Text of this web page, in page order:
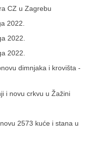
CZ u Zagrebu
2022.
2022.
2022.
dimnjaka i krovišta -
i novu crkvu u Žažini
2573 kuće i stana u